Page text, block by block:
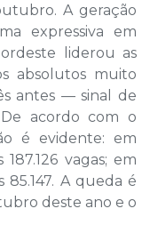
A geração
expressiva em
liderou as
absolutos muito
antes — sinal de
acordo com o
é evidente: em
vagas; em
85.147. A queda é
deste ano e o